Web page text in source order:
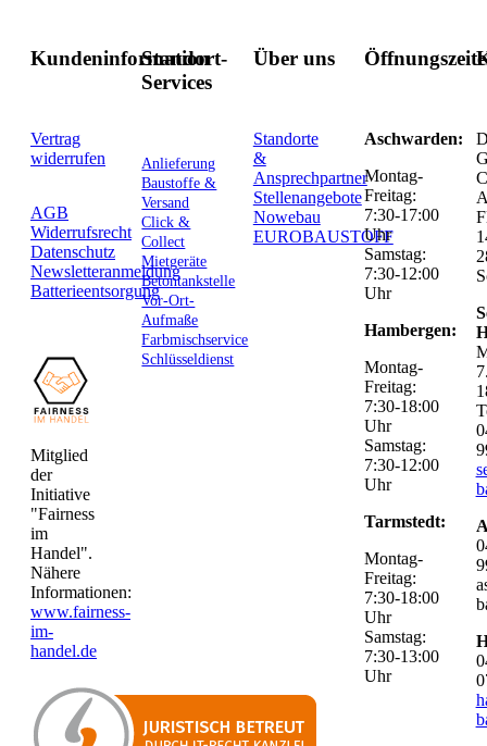
Kundeninformation
Vertrag
widerrufen
AGB
Widerrufsrecht
Datenschutz
Newsletteranmeldung
Batterieentsorgung
Mitglied
der
Initiative
"Fairness
im
Handel".
Nähere
Informationen:
www.fairness-
im-
handel.de
Standort-
Services
Anlieferung
Baustoffe &
Versand
Click &
Collect
Mietgeräte
Betontankstelle
Vor-Ort-
Aufmaße
Farbmischservice
Schlüsseldienst
Über uns
Standorte
&
Ansprechpartner
Stellenangebote
Nowebau
EUROBAUSTOFF
Aschwarden:
Montag-
Freitag:
7:30-17:00
Uhr
Samstag:
7:30-12:00
Uhr
Hambergen:
Montag-
Freitag:
7:30-18:00
Uhr
Samstag:
7:30-12:00
Uhr
Tarmstedt:
Montag-
Freitag:
7:30-18:00
Uhr
Samstag:
7:30-13:00
Uhr